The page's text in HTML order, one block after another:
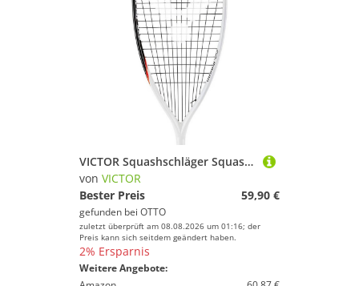
VICTOR Squashschläger Squash Schläger MP 120, Squashschläger Schläger Racket
von VICTOR
Bester Preis
59,90 €
gefunden bei OTTO
zuletzt überprüft am 08.08.2026 um 01:16; der
Preis kann sich seitdem geändert haben.
2% Ersparnis
Weitere Angebote: